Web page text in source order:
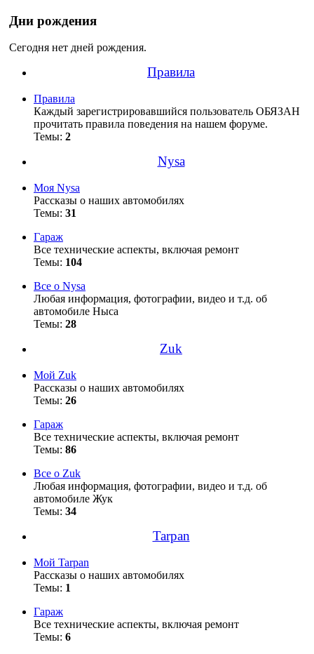
Дни рождения
Сегодня нет дней рождения.
Правила
Правила
Каждый зарегистрировавшийся пользователь ОБЯЗАН
прочитать правила поведения на нашем форуме.
Темы: 2
Nysa
Моя Nysa
Рассказы о наших автомобилях
Темы: 31
Гараж
Все технические аспекты, включая ремонт
Темы: 104
Все о Nysa
Любая информация, фотографии, видео и т.д. об
автомобиле Ныса
Темы: 28
Zuk
Мой Zuk
Рассказы о наших автомобилях
Темы: 26
Гараж
Все технические аспекты, включая ремонт
Темы: 86
Все о Zuk
Любая информация, фотографии, видео и т.д. об
автомобиле Жук
Темы: 34
Tarpan
Мой Tarpan
Рассказы о наших автомобилях
Темы: 1
Гараж
Все технические аспекты, включая ремонт
Темы: 6